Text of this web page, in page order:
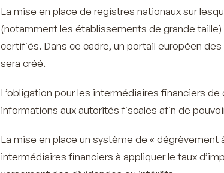
La mise en place de registres nationaux sur
(notamment les établissements de grande taille)
certifiés. Dans ce cadre, un portail européen
sera créé.
L’obligation pour les intermédiaires financiers
informations aux autorités fiscales afin de
La mise en place un système de « dégrèvement
intermédiaires financiers à appliquer le taux